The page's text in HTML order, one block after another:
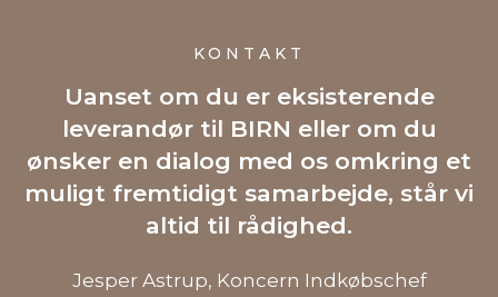
KONTAKT
Uanset om du er eksisterende
leverandør til BIRN eller om du
ønsker en dialog med os omkring et
muligt fremtidigt samarbejde, står vi
altid til rådighed.
Jesper Astrup, Koncern Indkøbschef